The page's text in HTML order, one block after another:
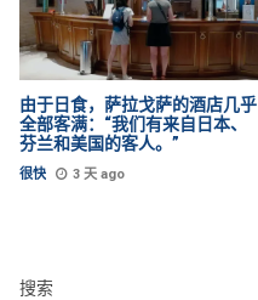
由于日食，萨拉戈萨的酒店几乎
全部客满：“我们有来自日本、
芬兰和美国的客人。”
很快 3 天 ago
搜索